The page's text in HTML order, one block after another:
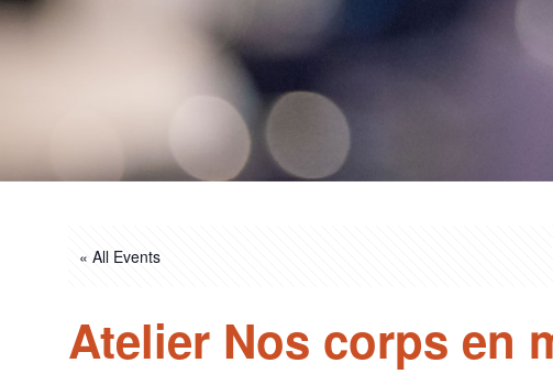
« All Events
Atelier Nos corps en